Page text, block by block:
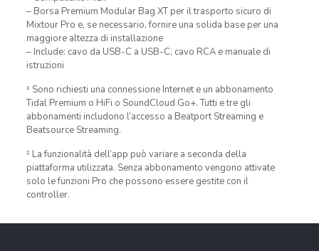
– Borsa Premium Modular Bag XT per il trasporto sicuro di
Mixtour Pro e, se necessario, fornire una solida base per una
maggiore altezza di installazione
– Include: cavo da USB-C a USB-C, cavo RCA e manuale di
istruzioni
¹ Sono richiesti una connessione Internet e un abbonamento
Tidal Premium o HiFi o SoundCloud Go+. Tutti e tre gli
abbonamenti includono l’accesso a Beatport Streaming e
Beatsource Streaming.
² La funzionalità dell’app può variare a seconda della
piattaforma utilizzata. Senza abbonamento vengono attivate
solo le funzioni Pro che possono essere gestite con il
controller.